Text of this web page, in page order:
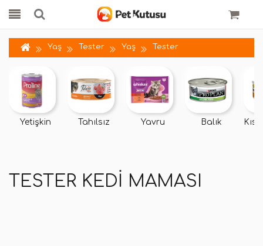
Yaş Tester Yaş Tester
Yetişkin Tahılsız Yavru Balık
TESTER KEDI MAMASI